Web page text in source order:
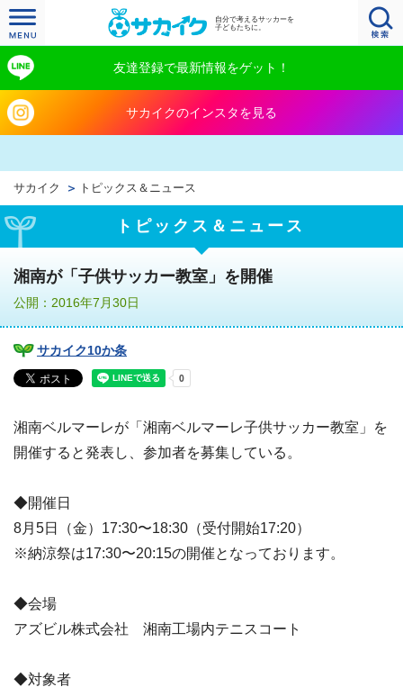
自分で考えるサッカーを
子どもたちに。
友達登録で最新情報をゲット！
サカイクのインスタを見る
サカイク トピックス＆ニュース
トピックス＆ニュース
湘南が「子供サッカー教室」を開催
公開：2016年7月30日
サカイク10か条
湘南ベルマーレが「湘南ベルマーレ子供サッカー教室」を
開催すると発表し、参加者を募集している。
◆開催日
8月5日（金）17:30〜18:30（受付開始17:20）
※納涼祭は17:30〜20:15の開催となっております。
◆会場
アズビル株式会社 湘南工場内テニスコート
◆対象者